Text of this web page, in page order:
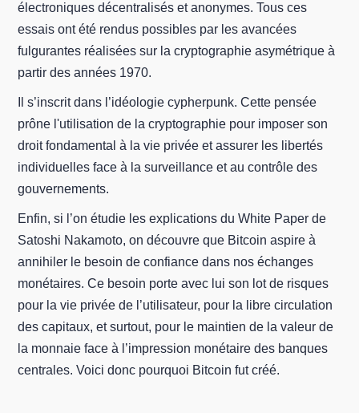
électroniques décentralisés et anonymes. Tous ces
essais ont été rendus possibles par les avancées
fulgurantes réalisées sur la cryptographie asymétrique à
partir des années 1970.
Il s’inscrit dans l’idéologie cypherpunk. Cette pensée
prône l'utilisation de la cryptographie pour imposer son
droit fondamental à la vie privée et assurer les libertés
individuelles face à la surveillance et au contrôle des
gouvernements.
Enfin, si l’on étudie les explications du White Paper de
Satoshi Nakamoto, on découvre que Bitcoin aspire à
annihiler le besoin de confiance dans nos échanges
monétaires. Ce besoin porte avec lui son lot de risques
pour la vie privée de l’utilisateur, pour la libre circulation
des capitaux, et surtout, pour le maintien de la valeur de
la monnaie face à l’impression monétaire des banques
centrales. Voici donc pourquoi Bitcoin fut créé.